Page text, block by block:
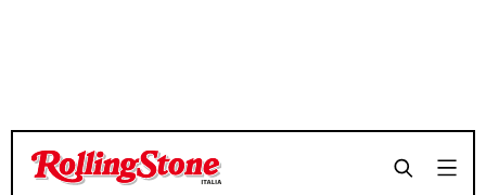
TEMPO DI LETTURA 17 MINUTI
TEMPO DI LETTURA 17 MINUTI